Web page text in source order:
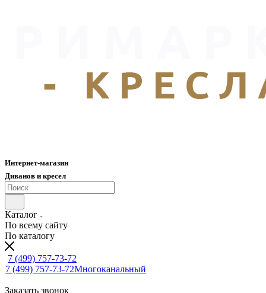
Интернет-магазин
Диванов и кресел
Каталог
По всему сайту
По каталогу
7 (499) 757-73-72
7 (499) 757-73-72Многоканальный
Заказать звонок